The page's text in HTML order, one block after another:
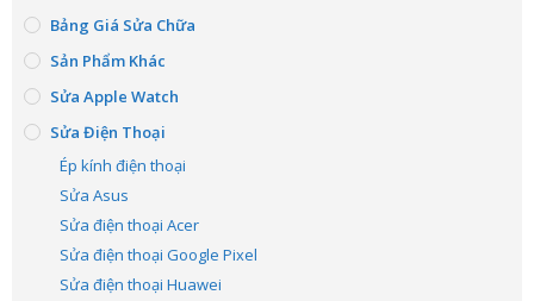
Bảng Giá Sửa Chữa
Sản Phẩm Khác
Sửa Apple Watch
Sửa Điện Thoại
Ép kính điện thoại
Sửa Asus
Sửa điện thoại Acer
Sửa điện thoại Google Pixel
Sửa điện thoại Huawei